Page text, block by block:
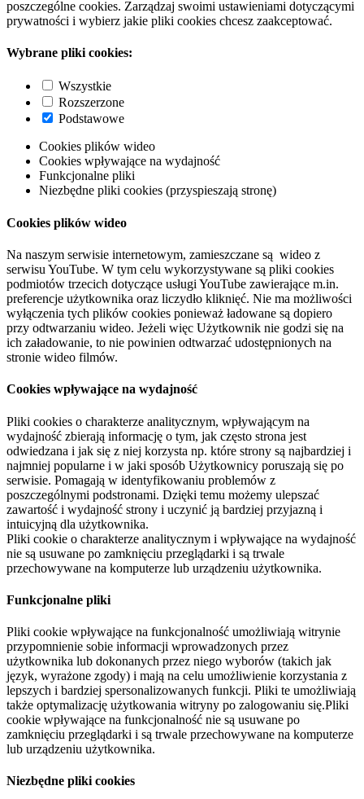
poszczególne cookies. Zarządzaj swoimi ustawieniami dotyczącymi
prywatności i wybierz jakie pliki cookies chcesz zaakceptować.
Wybrane pliki cookies:
Wszystkie
Rozszerzone
Podstawowe
Cookies plików wideo
Cookies wpływające na wydajność
Funkcjonalne pliki
Niezbędne pliki cookies (przyspieszają stronę)
Cookies plików wideo
Na naszym serwisie internetowym, zamieszczane są wideo z
serwisu YouTube. W tym celu wykorzystywane są pliki cookies
podmiotów trzecich dotyczące usługi YouTube zawierające m.in.
preferencje użytkownika oraz liczydło kliknięć. Nie ma możliwości
wyłączenia tych plików cookies ponieważ ładowane są dopiero
przy odtwarzaniu wideo. Jeżeli więc Użytkownik nie godzi się na
ich załadowanie, to nie powinien odtwarzać udostępnionych na
stronie wideo filmów.
Cookies wpływające na wydajność
Pliki cookies o charakterze analitycznym, wpływającym na
wydajność zbierają informację o tym, jak często strona jest
odwiedzana i jak się z niej korzysta np. które strony są najbardziej i
najmniej popularne i w jaki sposób Użytkownicy poruszają się po
serwisie. Pomagają w identyfikowaniu problemów z
poszczególnymi podstronami. Dzięki temu możemy ulepszać
zawartość i wydajność strony i uczynić ją bardziej przyjazną i
intuicyjną dla użytkownika.
Pliki cookie o charakterze analitycznym i wpływające na wydajność
nie są usuwane po zamknięciu przeglądarki i są trwale
przechowywane na komputerze lub urządzeniu użytkownika.
Funkcjonalne pliki
Pliki cookie wpływające na funkcjonalność umożliwiają witrynie
przypomnienie sobie informacji wprowadzonych przez
użytkownika lub dokonanych przez niego wyborów (takich jak
język, wyrażone zgody) i mają na celu umożliwienie korzystania z
lepszych i bardziej spersonalizowanych funkcji. Pliki te umożliwiają
także optymalizację użytkowania witryny po zalogowaniu się.Pliki
cookie wpływające na funkcjonalność nie są usuwane po
zamknięciu przeglądarki i są trwale przechowywane na komputerze
lub urządzeniu użytkownika.
Niezbędne pliki cookies